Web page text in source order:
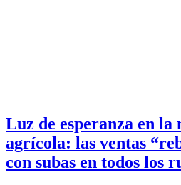
Luz de esperanza en
agrícola: las ventas
con subas en todos los